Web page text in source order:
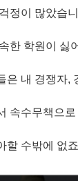
정이 많았습
한 학원이 싫
은 내 경쟁자,
속수무책으
할 수밖에 없